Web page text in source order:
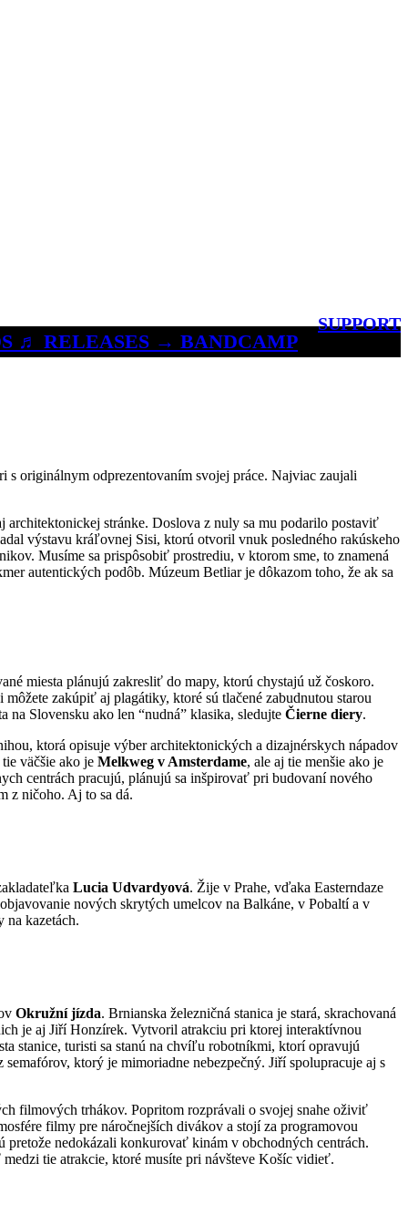
SUPPORT
♬ RELEASES → BANDCAMP
originálnym odprezentovaním svojej práce. Najviac zaujali
stránke. Doslova z nuly sa mu podarilo postaviť
výstavu kráľovnej Sisi, ktorú otvoril vnuk posledného rakúskeho
Musíme sa prispôsobiť prostrediu, v ktorom sme, to znamená
autentických podôb. Múzeum Betliar je dôkazom toho, že ak sa
miesta plánujú zakresliť do mapy, ktorú chystajú už čoskoro.
zakúpiť aj plagátiky, ktoré sú tlačené zabudnutou starou
Slovensku ako len “nudná” klasika, sledujte Čierne diery.
ktorá opisuje výber architektonických a dizajnérskych nápadov
väčšie ako je Melkweg v Amsterdame, ale aj tie menšie ako je
centrách pracujú, plánujú sa inšpirovať pri budovaní nového
z ničoho. Aj to sa dá.
Lucia Udvardyová. Žije v Prahe, vďaka Easterndaze
nových skrytých umelcov na Balkáne, v Pobaltí a v
na kazetách.
Okružní jízda. Brnianska železničná stanica je stará, skrachovaná
je aj Jiří Honzírek. Vytvoril atrakciu pri ktorej interaktívnou
stanice, turisti sa stanú na chvíľu robotníkmi, ktorí opravujú
ktorý je mimoriadne nebezpečný. Jiří spolupracuje aj s
filmových trhákov. Popritom rozprávali o svojej snahe oživiť
filmy pre náročnejších divákov a stojí za programovou
nedokázali konkurovať kinám v obchodných centrách.
tie atrakcie, ktoré musíte pri návšteve Košíc vidieť.